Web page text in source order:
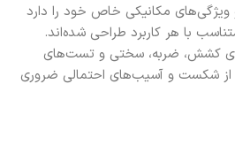
ویژگی‌های مکانیکی خاص خود را دارد
با هر کاربرد طراحی شده‌اند.
کشش، ضربه، سختی و تست‌های
از شکست و آسیب‌های احتمالی ضروری